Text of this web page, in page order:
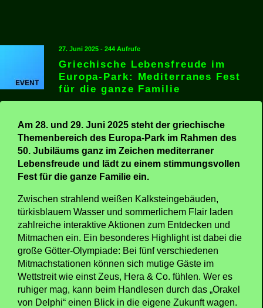
27. Juni 2025 - 244 Aufrufe
Griechische Lebensfreude im
Europa-Park: Mediterranes Fest
für die ganze Familie
Am 28. und 29. Juni 2025 steht der griechische
Themenbereich des Europa-Park im Rahmen des
50. Jubiläums ganz im Zeichen mediterraner
Lebensfreude und lädt zu einem stimmungsvollen
Fest für die ganze Familie ein.
Zwischen strahlend weißen Kalksteingebäuden,
türkisblauem Wasser und sommerlichem Flair laden
zahlreiche interaktive Aktionen zum Entdecken und
Mitmachen ein. Ein besonderes Highlight ist dabei die
große Götter-Olympiade: Bei fünf verschiedenen
Mitmachstationen können sich mutige Gäste im
Wettstreit wie einst Zeus, Hera & Co. fühlen. Wer es
ruhiger mag, kann beim Handlesen durch das „Orakel
von Delphi“ einen Blick in die eigene Zukunft wagen.